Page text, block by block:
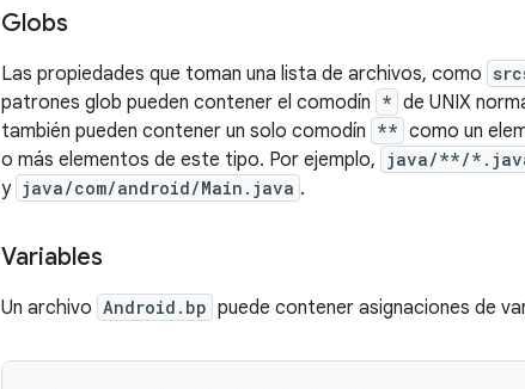
Globs
Las propiedades que toman una lista de archivos, como
patrones glob pueden contener el comodín * de UNIX
también pueden contener un solo comodín ** como un
o más elementos de este tipo. Por ejemplo, java/**/
y java/com/android/Main.java .
Variables
Un archivo Android.bp puede contener asignaciones de